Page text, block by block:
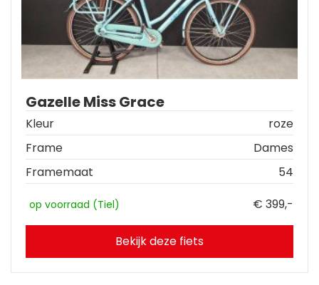
Gazelle Miss Grace
Kleur
roze
Frame
Dames
Framemaat
54
op voorraad (Tiel) € 399,-
Bekijk deze fiets